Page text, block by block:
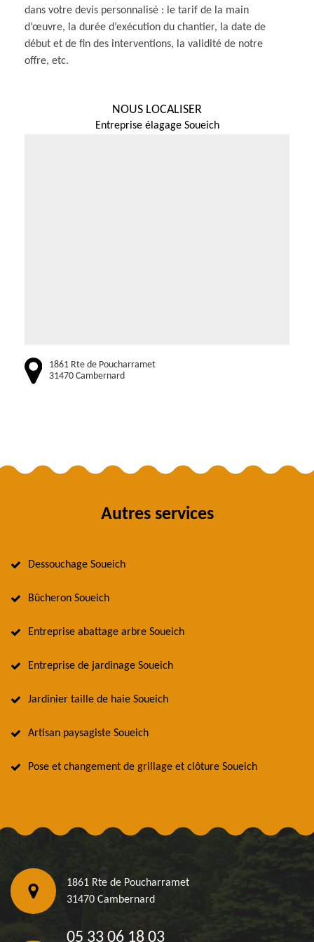
dans votre devis personnalisé : le tarif de la main
d’œuvre, la durée d’exécution du chantier, la date de
début et de fin des interventions, la validité de notre
offre, etc.
NOUS LOCALISER
Entreprise élagage Soueich
1861 Rte de Poucharramet
31470 Cambernard
Autres services
Dessouchage Soueich
Bûcheron Soueich
Entreprise abattage arbre Soueich
Entreprise de jardinage Soueich
Jardinier taille de haie Soueich
Artisan paysagiste Soueich
Pose et changement de grillage et clôture Soueich
1861 Rte de Poucharramet
31470 Cambernard
05 33 06 18 03